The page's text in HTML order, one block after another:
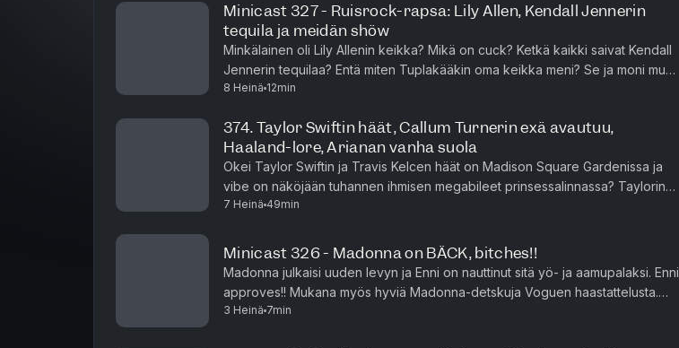
Minicast 327 - Ruisrock-rapsa: Lily Allen, Kendall Jennerin
tequila ja meidän shöw
Minkälainen oli Lily Allenin keikka? Mikä on cuck? Ketkä kaikki saivat Kendall
Jennerin tequilaa? Entä miten Tuplakääkin oma keikka meni? Se ja moni muu
asia selviää tästä minicastista!
8 Heinä 12min
374. Taylor Swiftin häät, Callum Turnerin exä avautuu,
Haaland-lore, Arianan vanha suola
Okei Taylor Swiftin ja Travis Kelcen häät on Madison Square Gardenissa ja
vibe on näköjään tuhannen ihmisen megabileet prinsessalinnassa? Taylorin
häät näköjään aiheuttaa meissä suuria tunteita. Tuoht...
7 Heinä 49min
Minicast 326 - Madonna on BÄCK, bitches!!
Madonna julkaisi uuden levyn ja Enni on nauttinut sitä yö- ja aamupalaksi. Enni
approves!! Mukana myös hyviä Madonna-detskuja Voguen haastattelusta.
Minicast on podcast-jaksoa lyhyempi audioherkku, ...
3 Heinä 7min